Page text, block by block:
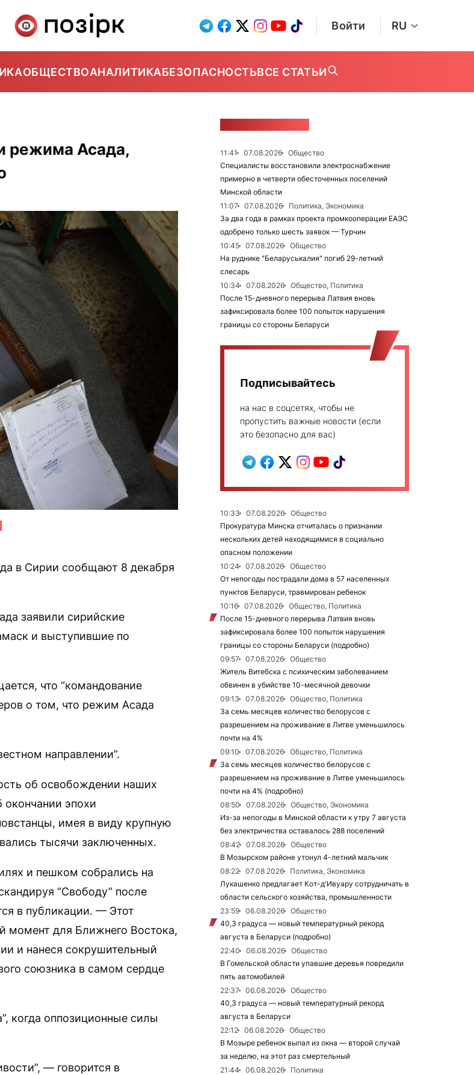
Войти RU
ОБЩЕСТВОАНАЛИТИКАБЕЗОПАСНОСТЬВСЕ СТАТЬИ
режима Асада,
в Сирии сообщают 8 декабря
заявили сирийские
и выступившие по
что “командование
о том, что режим Асада
направлении”.
об освобождении наших
окончании эпохи
имея в виду крупную
тысячи заключенных.
и пешком собрались на
“Свободу” после
в публикации. — Этот
момент для Ближнего Востока,
и нанеся сокрушительный
союзника в самом сердце
когда оппозиционные силы
— говорится в
11:41 07.08.2026
Общество
Специалисты восстановили электроснабжение
примерно в четверти обесточенных поселений
Минской области
11:07
07.08.2026
Политика, Экономика
За два года в рамках проекта промкооперации ЕАЭС
одобрено только шесть заявок — Турчин
10:45
07.08.2026
Общество
На руднике "Беларуськалия" погиб 29-летний
слесарь
10:34
07.08.2026
Общество, Политика
После 15-дневного перерыва Латвия вновь
зафиксировала более 100 попыток нарушения
границы со стороны Беларуси
Подписывайтесь
на нас в соцсетях, чтобы не
пропустить важные новости (если
это безопасно для вас)
10:33 07.08.2026
Общество
Прокуратура Минска отчиталась о признании
нескольких детей находящимися в социально
опасном положении
10:24
07.08.2026
Общество
От непогоды пострадали дома в 57 населенных
пунктов Беларуси, травмирован ребенок
10:16
07.08.2026
Общество, Политика
После 15-дневного перерыва Латвия вновь
зафиксировала более 100 попыток нарушения
границы со стороны Беларуси (подробно)
09:57
07.08.2026
Общество
Житель Витебска с психическим заболеванием
обвинен в убийстве 10-месячной девочки
09:13
07.08.2026
Общество, Политика
За семь месяцев количество белорусов с
разрешением на проживание в Литве уменьшилось
почти на 4%
09:10
07.08.2026
Общество, Политика
За семь месяцев количество белорусов с
разрешением на проживание в Литве уменьшилось
почти на 4% (подробно)
08:50
07.08.2026
Общество, Экономика
Из-за непогоды в Минской области к утру 7 августа
без электричества оставалось 288 поселений
08:42
07.08.2026
Общество
В Мозырском районе утонул 4-летний мальчик
08:22
07.08.2026
Политика, Экономика
Лукашенко предлагает Кот-д'Ивуару сотрудничать в
области сельского хозяйства, промышленности
23:59
06.08.2026
Общество
40,3 градуса — новый температурный рекорд
августа в Беларуси (подробно)
22:40
06.08.2026
Общество
В Гомельской области упавшие деревья повредили
пять автомобилей
22:37
06.08.2026
Общество
40,3 градуса — новый температурный рекорд
августа в Беларуси
22:12
06.08.2026
Общество
В Мозыре ребенок выпал из окна — второй случай
за неделю, на этот раз смертельный
21:44
06.08.2026
Политика